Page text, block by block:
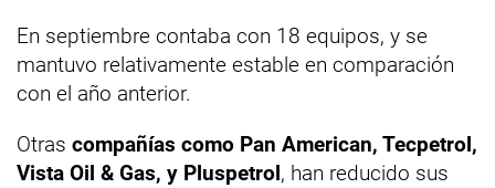
En septiembre contaba con 18 equipos, y se
mantuvo relativamente estable en comparación
con el año anterior.
Otras compañías como Pan American, Tecpetrol,
Vista Oil & Gas, y Pluspetrol, han reducido sus